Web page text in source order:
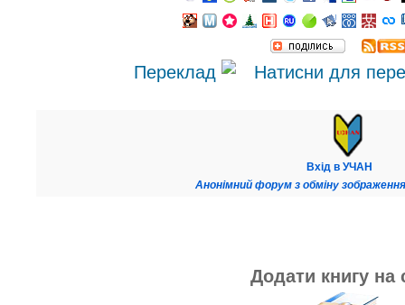
Переклад
Вхід в УЧАН
Анонімний форум з обміну
Додати книгу на